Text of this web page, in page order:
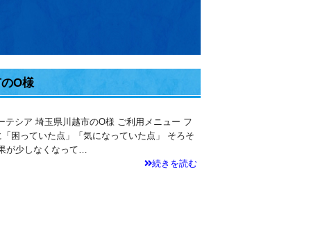
O様
テシア 埼玉県川越市のO様 ご利用メニュー フ
っていた点」「気になっていた点」 そろそ
が少しなくなって…
続きを読む